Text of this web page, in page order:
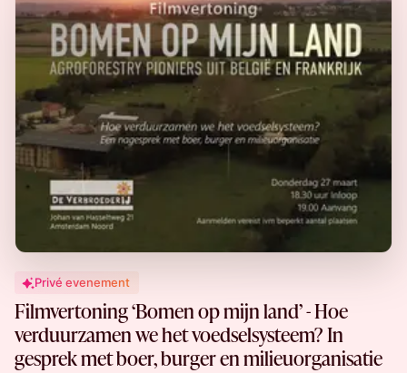
Privé evenement
Filmvertoning ‘Bomen op mijn land’ - Hoe
verduurzamen we het voedselsysteem? In
gesprek met boer, burger en milieuorganisatie